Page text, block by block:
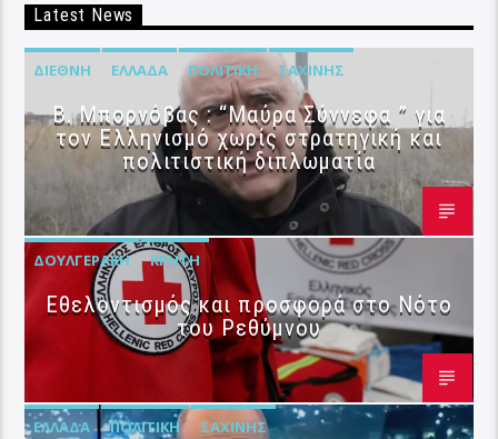
Latest News
ΔΙΕΘΝΉ ΕΛΛΆΔΑ ΠΟΛΙΤΙΚΉ ΣΑΧΊΝΗΣ
B. Μπορνόβας : “Μαύρα Σύννεφα ” για
τον Ελληνισμό χωρίς στρατηγική και
πολιτιστική διπλωματία
ΔΟΥΛΓΕΡΆΚΗ ΚΡΉΤΗ
Εθελοντισμός και προσφορά στο Νότο
του Ρεθύμνου
ΕΛΛΆΔΑ ΠΟΛΙΤΙΚΉ ΣΑΧΊΝΗΣ